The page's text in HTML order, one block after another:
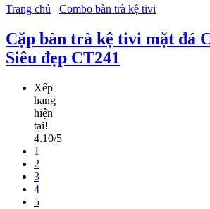
Trang chủ
Combo bàn trà kệ tivi
Cặp bàn trà kệ tivi mặt đá
Siêu đẹp CT241
Xếp
hạng
hiện
tại!
4.10/5
1
2
3
4
5